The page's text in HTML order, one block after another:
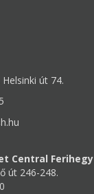
út 74.
Central Ferihegy
út 246-248.